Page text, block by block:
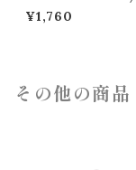
小鉢
¥1,760
その他の商品